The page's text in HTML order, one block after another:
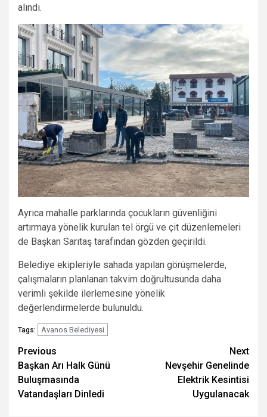
alındı.
Ayrıca mahalle parklarında çocukların güvenliğini
artırmaya yönelik kurulan tel örgü ve çit düzenlemeleri
de Başkan Sarıtaş tarafından gözden geçirildi.
Belediye ekipleriyle sahada yapılan görüşmelerde,
çalışmaların planlanan takvim doğrultusunda daha
verimli şekilde ilerlemesine yönelik
değerlendirmelerde bulunuldu.
Tags: Avanos Belediyesi
Post
navigation
Previous
Başkan Arı Halk Günü
Buluşmasında
Vatandaşları Dinledi
Next
Nevşehir Genelinde
Elektrik Kesintisi
Uygulanacak